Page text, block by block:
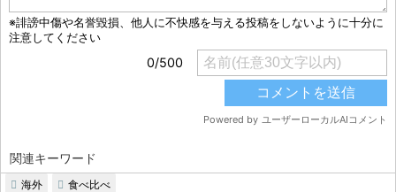
関連キーワード
海外 食べ比べ